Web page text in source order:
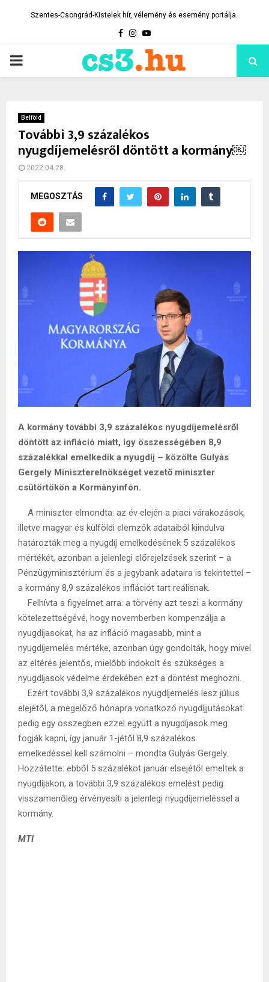
Szentes-Csongrád-Kistelek hír, vélemény és esemény portálja.
Facebook
Instagram
Youtube
PRIMARY
Belföld
További 3,9 százalékos
nyugdíjemelésről döntött a kormány￼
2022.04.28.
MEGOSZTÁS
A kormány további 3,9 százalékos nyugdíjemelésről
döntött az infláció miatt, így összességében 8,9
százalékkal emelkedik a nyugdíj – közölte Gulyás
Gergely Miniszterelnökséget vezető miniszter
csütörtökön a Kormányinfón.
A miniszter elmondta: az év elején a piaci várakozások,
illetve magyar és külföldi elemzők adataiból kiindulva
határozták meg a nyugdíj emelkedésének 5 százalékos
mértékét, azonban a jelenlegi előrejelzések szerint – a
Pénzügyminisztérium és a jegybank adataira is tekintettel –
a kormány 8,9 százalékos inflációt tart reálisnak.
Felhívta a figyelmet arra: a törvény azt teszi a kormány
kötelezettségévé, hogy novemberben kompenzálja a
nyugdíjasokat, ha az infláció magasabb, mint a
nyugdíjemelés mértéke, azonban úgy gondolták, hogy mivel
az eltérés jelentős, mielőbb indokolt és szükséges a
nyugdíjasok védelme érdekében ezt a döntést meghozni.
Ezért további 3,9 százalékos nyugdíjemelés lesz július
elejétől, a megelőző hónapra vonatkozó nyugdíjjutásokat
pedig egy összegben ezzel együtt a nyugdíjasok meg
fogják kapni, így január 1-jétől 8,9 százalékos
emelkedéssel kell számolni – mondta Gulyás Gergely.
Hozzátette: ebből 5 százalékot január elsejétől emeltek a
nyugdíjakon, a további 3,9 százalékos emelést pedig
visszamenőleg érvényesíti a jelenlegi nyugdíjemeléssel a
kormány.
MTI